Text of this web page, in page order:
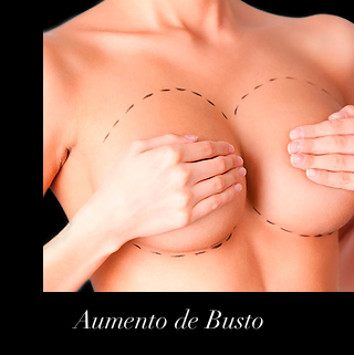
Aumento de Busto